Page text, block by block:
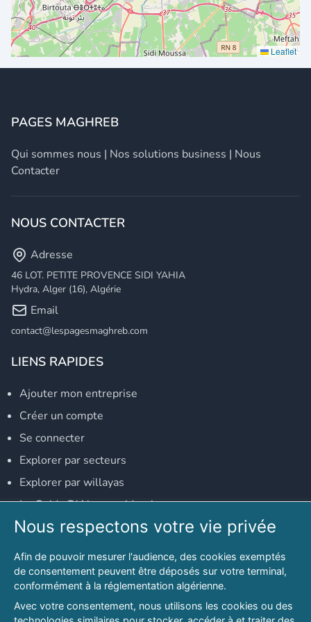
Leaflet
PAGES MAGHREB
Qui sommes nous | Nos solutions business | Nous
Contacter
NOUS CONTACTER
Adresse
46 LOT. PETITE PROVENCE SIDI YAHIA
Hydra, Alger (16), Algérie
Email
contact@lespagesmaghreb.com
LIENS RAPIDES
Ajouter mon entreprise
Créer un compte
Se connecter
Explorer par secteurs
Explorer par willayas
Le Guide D'Alger, guide-alger.com
NOS RÉSEAUX SOCIAUX
Notre page Facebook
Notre page LinkedIn
Notre page Instagram
Nous respectons votre vie privée
Afin de pouvoir mesurer l'audience, des cookies exemptés
de consentement peuvent être déposés sur votre terminal,
conformément à la réglementation algérienne.
Avec votre consentement, nous utilisons les cookies ou des